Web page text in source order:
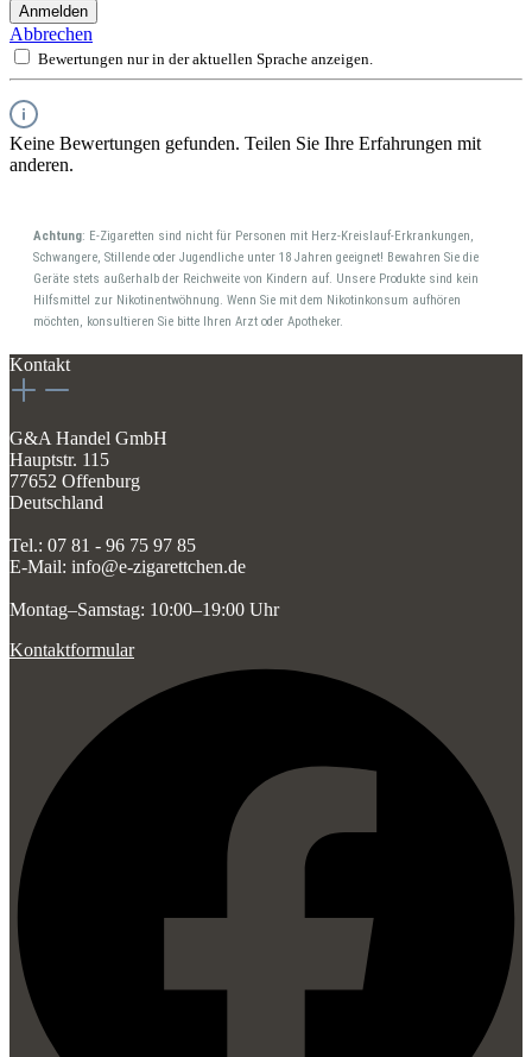
Anmelden
Abbrechen
Bewertungen nur in der aktuellen Sprache anzeigen.
Keine Bewertungen gefunden. Teilen Sie Ihre Erfahrungen mit
anderen.
Achtung: E-Zigaretten sind nicht für Personen mit Herz-Kreislauf-Erkrankungen,
Schwangere, Stillende oder Jugendliche unter 18 Jahren geeignet! Bewahren Sie die
Geräte stets außerhalb der Reichweite von Kindern auf. Unsere Produkte sind kein
Hilfsmittel zur Nikotinentwöhnung. Wenn Sie mit dem Nikotinkonsum aufhören
möchten, konsultieren Sie bitte Ihren Arzt oder Apotheker.
Kontakt
G&A Handel GmbH
Hauptstr. 115
77652 Offenburg
Deutschland
Tel.: 07 81 - 96 75 97 85
E-Mail: info@e-zigarettchen.de
Montag–Samstag: 10:00–19:00 Uhr
Kontaktformular